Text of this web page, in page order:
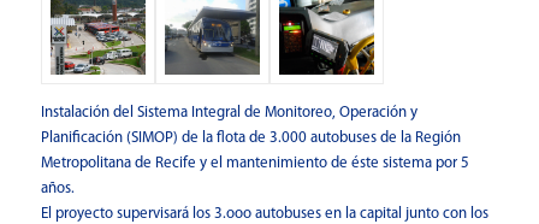
Instalación del Sistema Integral de Monitoreo, Operación y
Planificación (SIMOP) de la flota de 3.000 autobuses de la Región
Metropolitana de Recife y el mantenimiento de éste sistema por 5
años.
El proyecto supervisará los 3.ooo autobuses en la capital junto con los